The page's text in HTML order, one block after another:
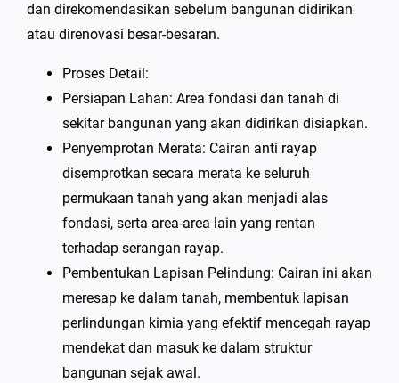
dan direkomendasikan sebelum bangunan didirikan
atau direnovasi besar-besaran.
Proses Detail:
Persiapan Lahan: Area fondasi dan tanah di
sekitar bangunan yang akan didirikan disiapkan.
Penyemprotan Merata: Cairan anti rayap
disemprotkan secara merata ke seluruh
permukaan tanah yang akan menjadi alas
fondasi, serta area-area lain yang rentan
terhadap serangan rayap.
Pembentukan Lapisan Pelindung: Cairan ini akan
meresap ke dalam tanah, membentuk lapisan
perlindungan kimia yang efektif mencegah rayap
mendekat dan masuk ke dalam struktur
bangunan sejak awal.